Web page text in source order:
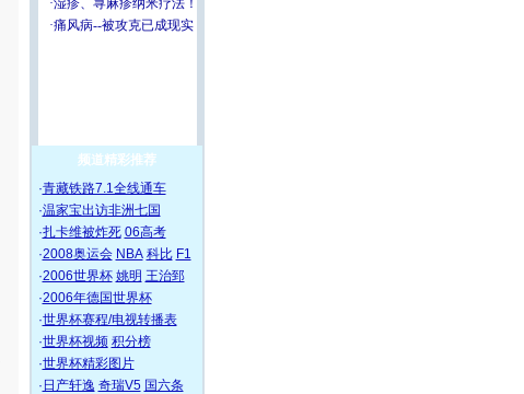
频道精彩推荐
·青藏铁路7.1全线通车
·温家宝出访非洲七国
·扎卡维被炸死 06高考
·2008奥运会 NBA 科比 F1
·2006世界杯 姚明 王治郅
·2006年德国世界杯
·世界杯赛程/电视转播表
·世界杯视频 积分榜
·世界杯精彩图片
· 日产轩逸 奇瑞V5 国六条